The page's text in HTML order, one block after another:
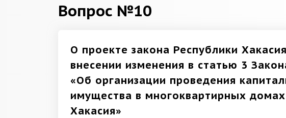
Вопрос №10
О проекте закона Республики
внесении изменения в статью 3
«Об организации проведения
имущества в многоквартирных
Хакасия»